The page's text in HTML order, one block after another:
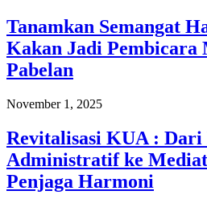
Tanamkan Semangat
Kakan Jadi Pembicara
Pabelan
November 1, 2025
Revitalisasi KUA : Dari
Administratif ke
Penjaga Harmoni